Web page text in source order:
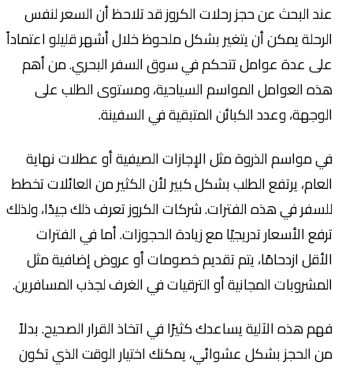
عند البحث عن حجز رحلات الكروز قد تلاحظ أن السعر لنفس
الرحلة يمكن أن يتغير بشكل ملحوظ خلال أشهر قليلو اعتماداً
على عدة عوامل تتحكم في سوق السفر البحري. من أهم
هذه العوامل المواسم السياحية، ومستوى الطلب على
الوجهة، وعدد الكبائن المتبقية في السفينة.
في مواسم الذروة مثل الإجازات الصيفية أو عطلات نهاية
العام، يرتفع الطلب بشكل كبير لأن الكثير من العائلات تخطط
للسفر في هذه الفترات. شركات الكروز تعرف ذلك جيدًا، ولذلك
ترفع الأسعار تدريجيًا مع زيادة الحجوزات. أما في الفترات
الأقل ازدحامًا، يتم تقديم خصومات أو عروض إضافية مثل
المشروبات المجانية أو الترقيات في الغرف لجذب المسافرين.
فهم هذه الآلية يساعدك كثيرًا في اتخاذ القرار الصحيح. بدلاً
من الحجز بشكل عشوائي، يمكنك اختيار الوقت الذي تكون